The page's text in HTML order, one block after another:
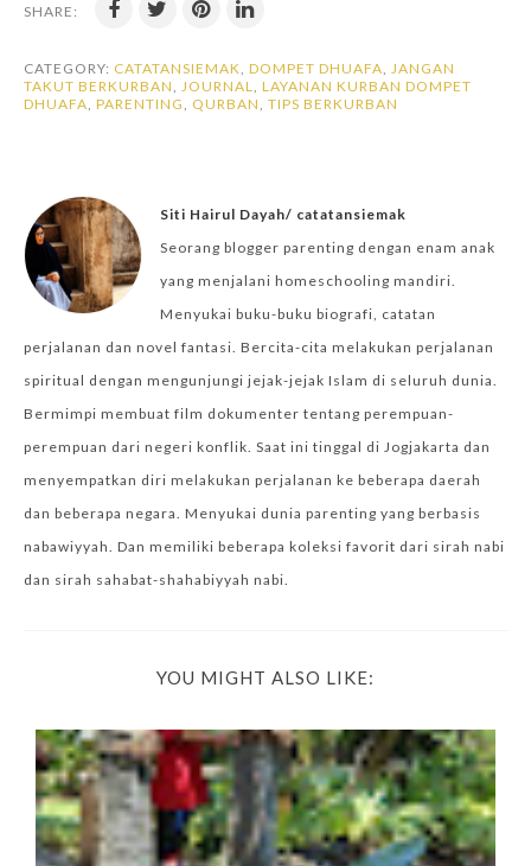
SHARE:
CATEGORY: CATATANSIEMAK DOMPET DHUAFA
JANGAN
TAKUT BERKURBAN
JOURNAL
LAYANAN KURBAN DOMPET
DHUAFA PARENTING QURBAN TIPS BERKURBAN
Siti Hairul Dayah/ catatansiemak
Seorang blogger parenting dengan enam anak
yang menjalani homeschooling mandiri.
Menyukai buku-buku biografi, catatan
perjalanan dan novel fantasi. Bercita-cita melakukan perjalanan
spiritual dengan mengunjungi jejak-jejak Islam di seluruh dunia.
Bermimpi membuat film dokumenter tentang perempuan-
perempuan dari negeri konflik. Saat ini tinggal di Jogjakarta dan
menyempatkan diri melakukan perjalanan ke beberapa daerah
dan beberapa negara. Menyukai dunia parenting yang berbasis
nabawiyyah. Dan memiliki beberapa koleksi favorit dari sirah nabi
dan sirah sahabat-shahabiyyah nabi.
YOU MIGHT ALSO LIKE: